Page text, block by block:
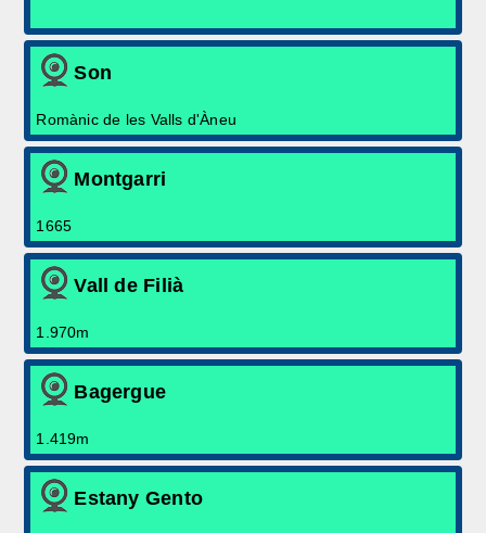
Son
Romànic de les Valls d'Àneu
Montgarri
1665
Vall de Filià
1.970m
Bagergue
1.419m
Estany Gento